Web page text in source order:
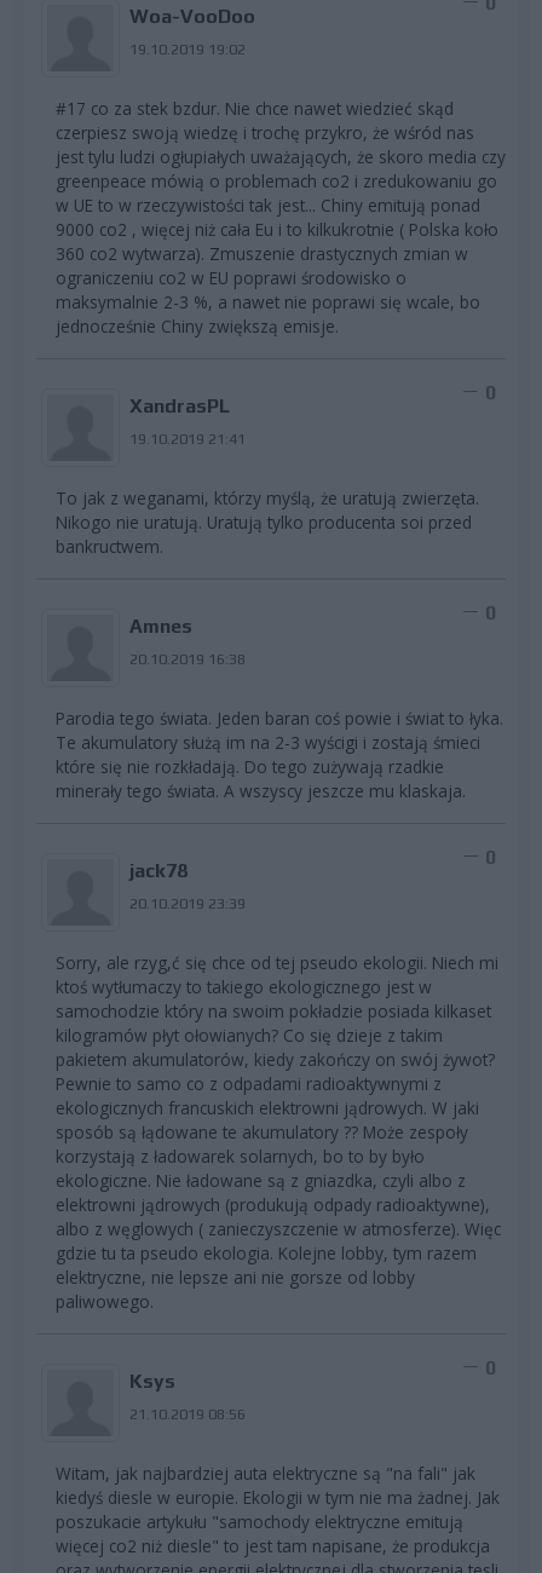
Woa-VooDoo
19.10.2019 19:02
#17 co za stek bzdur. Nie chce nawet wiedzieć skąd
czerpiesz swoją wiedzę i trochę przykro, że wśród nas
jest tylu ludzi ogłupiałych uważających, że skoro media czy
greenpeace mówią o problemach co2 i zredukowaniu go
w UE to w rzeczywistości tak jest... Chiny emitują ponad
9000 co2 , więcej niż cała Eu i to kilkukrotnie ( Polska koło
360 co2 wytwarza). Zmuszenie drastycznych zmian w
ograniczeniu co2 w EU poprawi środowisko o
maksymalnie 2-3 %, a nawet nie poprawi się wcale, bo
jednocześnie Chiny zwiększą emisje.
XandrasPL
19.10.2019 21:41
0
To jak z weganami, którzy myślą, że uratują zwierzęta.
Nikogo nie uratują. Uratują tylko producenta soi przed
bankructwem.
Amnes
20.10.2019 16:38
0
Parodia tego świata. Jeden baran coś powie i świat to łyka.
Te akumulatory służą im na 2-3 wyścigi i zostają śmieci
które się nie rozkładają. Do tego zużywają rzadkie
minerały tego świata. A wszyscy jeszcze mu klaskaja.
jack78
20.10.2019 23:39
0
Sorry, ale rzyg,ć się chce od tej pseudo ekologii. Niech mi
ktoś wytłumaczy to takiego ekologicznego jest w
samochodzie który na swoim pokładzie posiada kilkaset
kilogramów płyt ołowianych? Co się dzieje z takim
pakietem akumulatorów, kiedy zakończy on swój żywot?
Pewnie to samo co z odpadami radioaktywnymi z
ekologicznych francuskich elektrowni jądrowych. W jaki
sposób są łądowane te akumulatory ?? Może zespoły
korzystają z ładowarek solarnych, bo to by było
ekologiczne. Nie ładowane są z gniazdka, czyli albo z
elektrowni jądrowych (produkują odpady radioaktywne),
albo z węglowych ( zanieczyszczenie w atmosferze). Więc
gdzie tu ta pseudo ekologia. Kolejne lobby, tym razem
elektryczne, nie lepsze ani nie gorsze od lobby
paliwowego.
Ksys
21.10.2019 08:56
0
Witam, jak najbardziej auta elektryczne są "na fali" jak
kiedyś diesle w europie. Ekologii w tym nie ma żadnej. Jak
poszukacie artykułu "samochody elektryczne emitują
więcej co2 niż diesle" to jest tam napisane, że produkcja